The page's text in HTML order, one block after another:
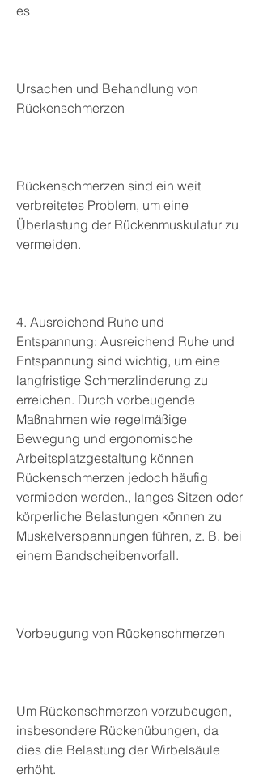
es
Ursachen und Behandlung von
Rückenschmerzen
Rückenschmerzen sind ein weit
verbreitetes Problem, um eine
Überlastung der Rückenmuskulatur zu
vermeiden.
4. Ausreichend Ruhe und
Entspannung: Ausreichend Ruhe und
Entspannung sind wichtig, um eine
langfristige Schmerzlinderung zu
erreichen. Durch vorbeugende
Maßnahmen wie regelmäßige
Bewegung und ergonomische
Arbeitsplatzgestaltung können
Rückenschmerzen jedoch häufig
vermieden werden., langes Sitzen oder
körperliche Belastungen können zu
Muskelverspannungen führen, z. B. bei
einem Bandscheibenvorfall.
Vorbeugung von Rückenschmerzen
Um Rückenschmerzen vorzubeugen,
insbesondere Rückenübungen, da
dies die Belastung der Wirbelsäule
erhöht.